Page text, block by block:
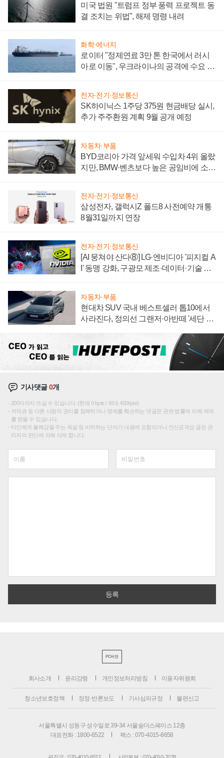
미국 법원 "트럼프 정부 풍력 프로젝트 동
결 조치는 위법", 해제 명령 내려
화학·에너지
로이터 "정제연료 3만 톤 한국에서 러시
아로 이동", 우크라이나의 공격에 수요 늘
전자·전기·정보통신
SK하이닉스 1주당 375원 현금배당 실시,
추가 주주환원 계획 9월 공개 예정
자동차·부품
BYD코리아 가격 앞세워 수입차 4위 올랐
지만, BMW·벤츠보다 높은 공임비에 소비
전자·전기·정보통신
삼성전자, 갤럭시Z 폴드8 사전예약 개통
8월31일까지 연장
전자·전기·정보통신
[AI 뭉쳐야 산다⑧] LG·엔비디아 '피지컬 A
I' 동맹 강화, 구광모 제조·데이터·기술 결
자동차·부품
현대차 SUV 국내 베스트셀러 톱10에서
사라진다, 정의선 그랜저·아반떼 '세단 쌍
기사댓글0개
200자까지 쓰실 수 있습니다. (현재 0 byte / 최대 400byte)
저작권 등 다른 사람의 권리를 침해하거나 명예를 훼손하는 댓글은 관련 법률에 의해 제재
를 받을 수 있습니다.
타인에게 불쾌감을 주는 욕설 등 비하하는 단어가 내용에 포함되거나 인신공격성 글은 관
리자의 판단에 의해 삭제 합니다.
PC버전
회사소개 윤리강령 개인정보처리방침 이용자위원회
청소년보호정책 정정·반론보도 기사심의규정 불편신고
서울특별시 성동구 성수일로 39-34 서울숲더스페이스 12층
대표전화 : 1800-6522
팩스 : 070-4015-8658